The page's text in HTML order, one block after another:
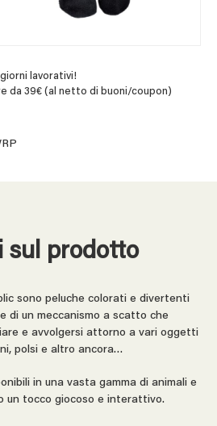
lavorativi!
da 39€ (al netto di buoni/coupon)
sul prodotto
sono peluche colorati e divertenti
di un meccanismo a scatto che
e avvolgersi attorno a vari oggetti
polsi e altro ancora…
in una vasta gamma di animali e
un tocco giocoso e interattivo.